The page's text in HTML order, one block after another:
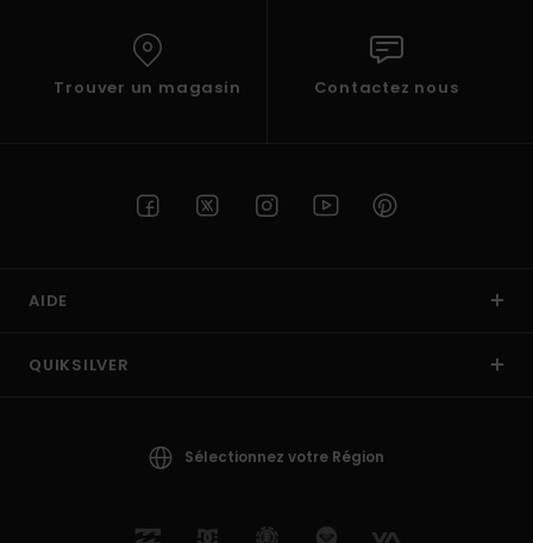
Trouver un magasin Contactez nous
AIDE
QUIKSILVER
Sélectionnez votre Région